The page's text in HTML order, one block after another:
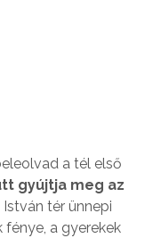
a tél első
gyújtja meg az
tér ünnepi
a gyerekek